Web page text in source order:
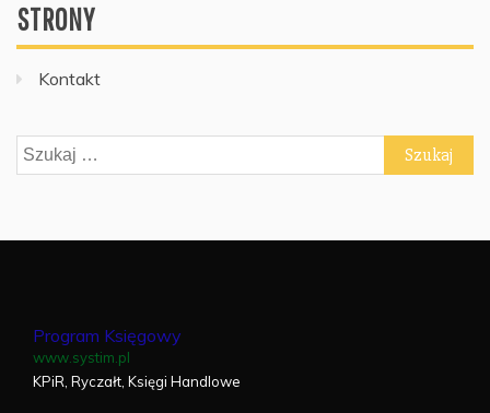
STRONY
Kontakt
Szukaj:
Program Księgowy
www.systim.pl
KPiR, Ryczałt, Księgi Handlowe